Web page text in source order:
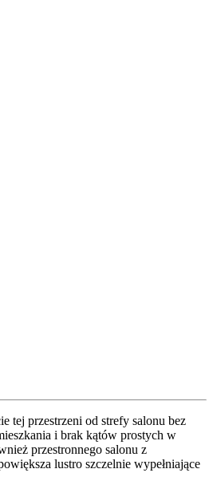
tej przestrzeni od strefy salonu bez
i brak kątów prostych w
przestronnego salonu z
lustro szczelnie wypełniające